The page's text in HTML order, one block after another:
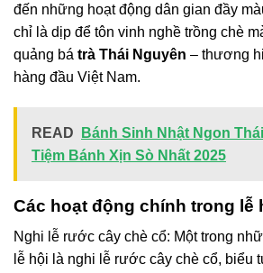
đến những hoạt động dân gian đầy
chỉ là dịp để tôn vinh nghề trồng chè
quảng bá trà Thái Nguyên – thương
hàng đầu Việt Nam.
READ
Bánh Sinh Nhật Ngon
Tiệm Bánh Xịn Sò Nhất 2025
Các hoạt động chính trong lễ
Nghi lễ rước cây chè cổ: Một trong
lễ hội là nghi lễ rước cây chè cổ, biểu